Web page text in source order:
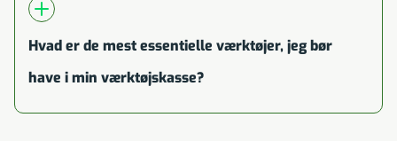
Hvad er de mest essentielle værktøjer, jeg bør
have i min værktøjskasse?